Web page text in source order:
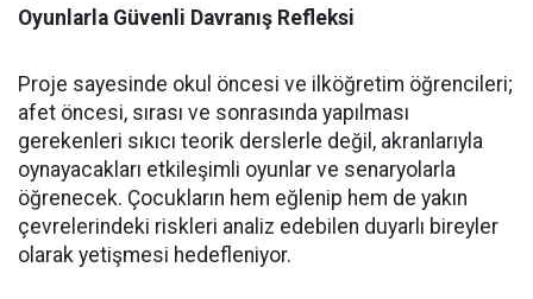
Oyunlarla Güvenli Davranış Refleksi
Proje sayesinde okul öncesi ve ilköğretim öğrencileri;
afet öncesi, sırası ve sonrasında yapılması
gerekenleri sıkıcı teorik derslerle değil, akranlarıyla
oynayacakları etkileşimli oyunlar ve senaryolarla
öğrenecek. Çocukların hem eğlenip hem de yakın
çevrelerindeki riskleri analiz edebilen duyarlı bireyler
olarak yetişmesi hedefleniyor.